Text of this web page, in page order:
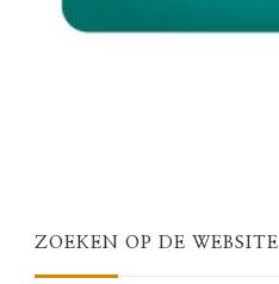
ZOEKEN OP DE WEBSITE